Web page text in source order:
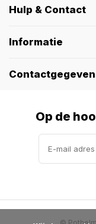
Hulp & Contact
Informatie
Op de